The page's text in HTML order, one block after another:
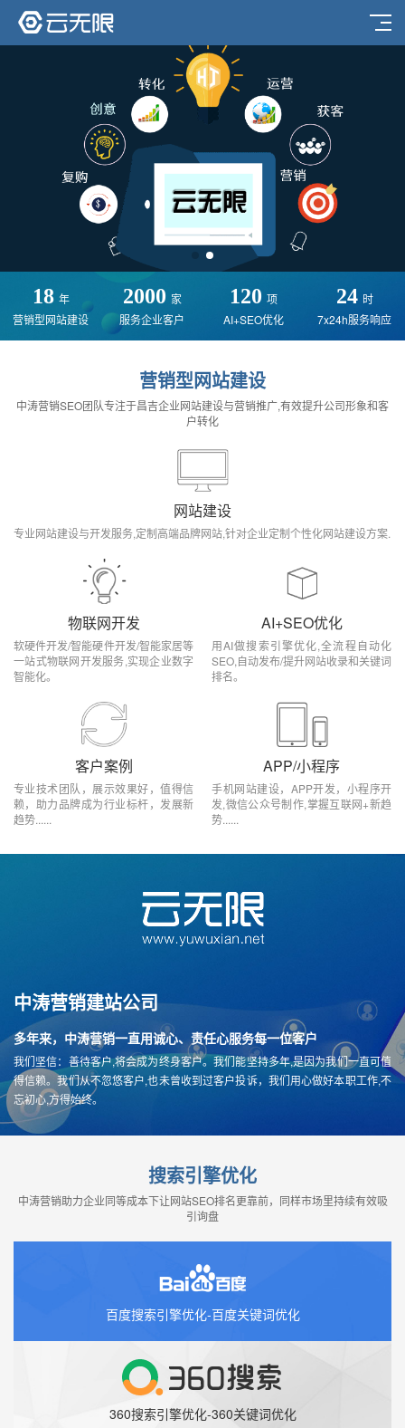
18 年
营销型网站建设
2000 家
服务企业客户
120 项
AI+SEO优化
24 时
7x24h服务响应
营销型网站建设
中涛营销SEO团队专注于昌吉企业网站建设与营销推广,有效提升公司形象和客
户转化
网站建设
专业网站建设与开发服务,定制高端品牌网站,针对企业定制个性化网站建设方案.
物联网开发
软硬件开发/智能硬件开发/智能家居等
一站式物联网开发服务,实现企业数字
智能化。
AI+SEO优化
用AI做搜索引擎优化,全流程自动化
SEO,自动发布/提升网站收录和关键词
排名。
客户案例
专业技术团队，展示效果好，值得信
赖，助力品牌成为行业标杆，发展新
趋势......
APP/小程序
手机网站建设，APP开发，小程序开
发,微信公众号制作,掌握互联网+新趋
势......
中涛营销建站公司
多年来，中涛营销一直用诚心、责任心服务每一位客户
我们坚信：善待客户,将会成为终身客户。我们能坚持多年,是因为我们一直可值
得信赖。我们从不忽悠客户,也未曾收到过客户投诉，我们用心做好本职工作,不
忘初心,方得始终。
搜索引擎优化
中涛营销助力企业同等成本下让网站SEO排名更靠前，同样市场里持续有效吸
引询盘
百度搜索引擎优化-百度关键词优化
360搜索引擎优化-360关键词优化